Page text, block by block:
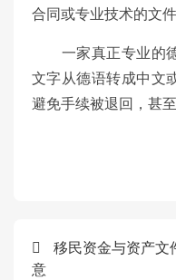
合同或专业技术的文件
一家真正专业的德
文字从德语转成中文
避免手续被退回，甚
移民资金与资产文
意